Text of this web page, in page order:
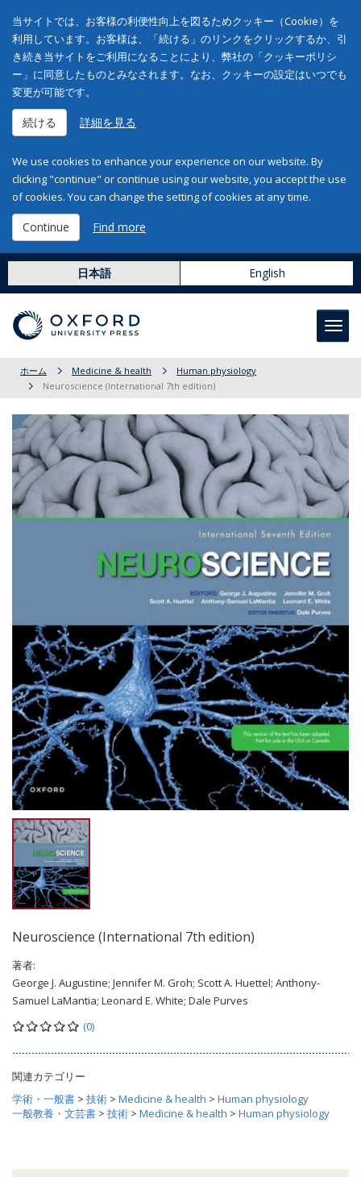
当サイトでは、お客様の利便性向上を図るためクッキー（Cookie）を
利用しています。お客様は、「続ける」のリンクをクリックするか、引
き続き当サイトをご利用になることにより、弊社の「クッキーポリシ
ー」に同意したものとみなされます。なお、クッキーの設定はいつでも
変更が可能です。
続ける 詳細を見る
We use cookies to enhance your experience on our website. By
clicking "continue" or continue using our website, you accept the use
of cookies. You can change the setting of cookies at any time.
Continue Find more
日本語 English
ホーム Medicine & health
Human physiology
Neuroscience (International 7th edition)
Neuroscience (International 7th edition)
著者:
George J. Augustine; Jennifer M. Groh; Scott A. Huettel; Anthony-
Samuel LaMantia; Leonard E. White; Dale Purves
(0)
関連カテゴリー
学術・一般書 > 技術 > Medicine & health > Human physiology
一般教養・文芸書 > 技術 > Medicine & health > Human physiology